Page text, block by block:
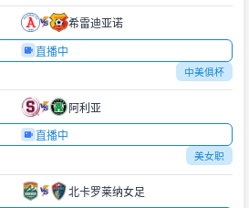
希雷迪亚诺
直播中
中美俱杯
阿利亚
直播中
美女职
北卡罗莱纳女足